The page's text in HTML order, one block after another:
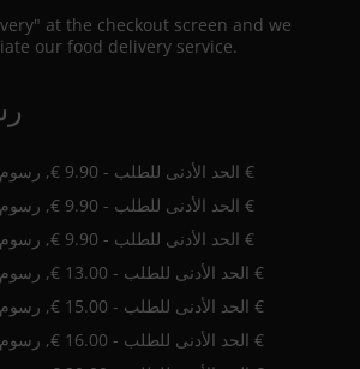
at the checkout screen and we
our food delivery service.
, الحد الأدنى للطلب - ‏9.90 €, رسوم - ‏0.00 €
, الحد الأدنى للطلب - ‏9.90 €, رسوم - ‏0.00 €
, الحد الأدنى للطلب - ‏9.90 €, رسوم - ‏1.50 €
, الحد الأدنى للطلب - ‏13.00 €, رسوم - ‏2.00 €
, الحد الأدنى للطلب - ‏15.00 €, رسوم - ‏2.00 €
, الحد الأدنى للطلب - ‏16.00 €, رسوم - ‏2.00 €